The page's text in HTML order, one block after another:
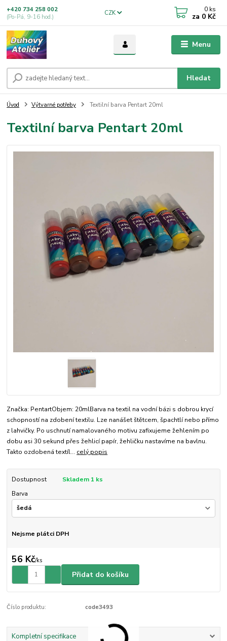
Menu
CZK
Hledat
+420 734 258 002
(Po-Pá, 9-16 hod.)
0 ks
za 0 Kč
Úvod Výtvarné potřeby Textilní barva Pentart 20ml
Textilní barva Pentart 20ml
Značka: PentartObjem: 20mlBarva na textil na vodní bázi s dobrou krycí
schopností na zdobení textilu. Lze nanášet štětcem, špachtlí nebo přímo
z lahvičky. Po uschnutí namalovaného motivu zafixujeme žehlením po
dobu asi 30 sekund přes žehlicí papír, žehličku nastavíme na bavlnu.
Takto ozdobená textíl... celý popis
Dostupnost
Skladem 1 ks
Barva
Nejsme plátci DPH
56 Kč/ks
Přidat do košíku
Číslo produktu: code3493
Kompletní specifikace